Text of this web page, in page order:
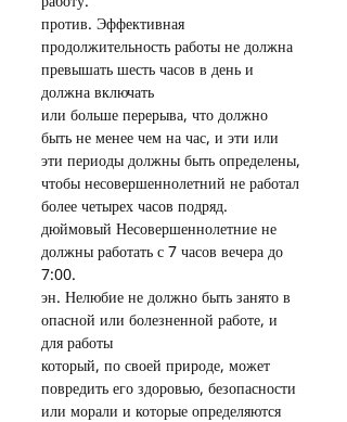
против. Эффективная
продолжительность работы не должна
превышать шесть часов в день и
должна включать
или больше перерыва, что должно
быть не менее чем на час, и эти или
эти периоды должны быть определены,
чтобы несовершеннолетний не работал
более четырех часов подряд.
дюймовый Несовершеннолетние не
должны работать с 7 часов вечера до
7:00.
эн. Нелюбие не должно быть занято в
опасной или болезненной работе, и
для работы
который, по своей природе, может
повредить его здоровью, безопасности
или морали и которые определяются